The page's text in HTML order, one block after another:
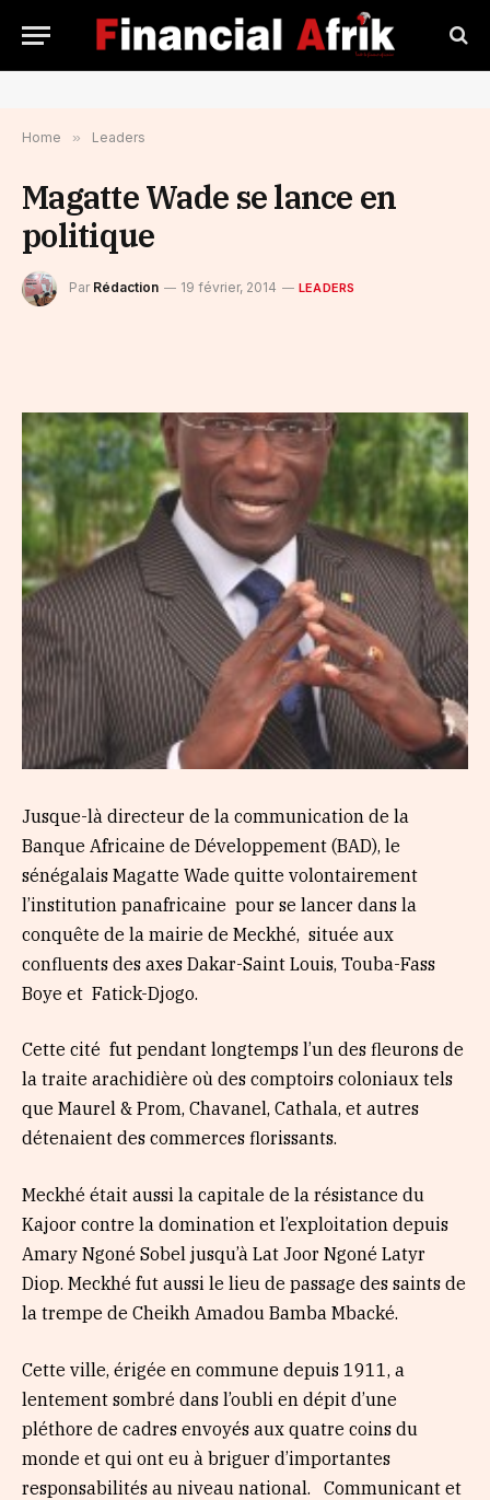
Home » Leaders
Magatte Wade se lance en
politique
Par Rédaction 19 février, 2014 LEADERS
Jusque-là directeur de la communication de la
Banque Africaine de Développement (BAD), le
sénégalais Magatte Wade quitte volontairement
l’institution panafricaine pour se lancer dans la
conquête de la mairie de Meckhé, située aux
confluents des axes Dakar-Saint Louis, Touba-Fass
Boye et Fatick-Djogo.
Cette cité fut pendant longtemps l’un des fleurons de
la traite arachidière où des comptoirs coloniaux tels
que Maurel & Prom, Chavanel, Cathala, et autres
détenaient des commerces florissants.
Meckhé était aussi la capitale de la résistance du
Kajoor contre la domination et l’exploitation depuis
Amary Ngoné Sobel jusqu’à Lat Joor Ngoné Latyr
Diop. Meckhé fut aussi le lieu de passage des saints de
la trempe de Cheikh Amadou Bamba Mbacké.
Cette ville, érigée en commune depuis 1911, a
lentement sombré dans l’oubli en dépit d’une
pléthore de cadres envoyés aux quatre coins du
monde et qui ont eu à briguer d’importantes
responsabilités au niveau national. Communicant et